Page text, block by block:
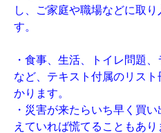
し、ご家庭や職場などに取
す。
・食事、生活、トイレ問題
など、テキスト付属のリス
かります。
・災害が来たらいち早く買
えていれば慌てることもあ